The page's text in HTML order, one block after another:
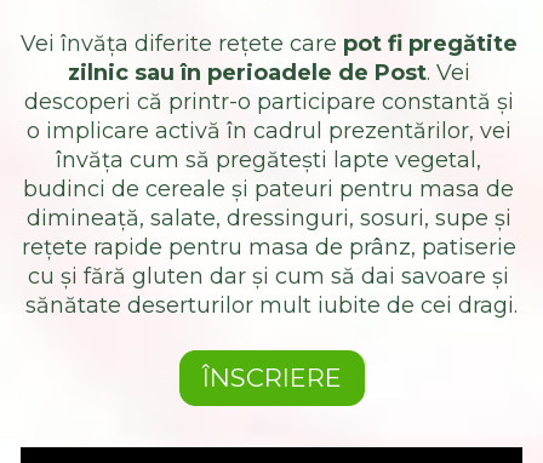
Vei învăța diferite rețete care pot fi pregătite
zilnic sau în perioadele de Post. Vei
descoperi că printr-o participare constantă și
o implicare activă în cadrul prezentărilor, vei
învăța cum să pregătești lapte vegetal,
budinci de cereale și pateuri pentru masa de
dimineață, salate, dressinguri, sosuri, supe și
rețete rapide pentru masa de prânz, patiserie
cu și fără gluten dar și cum să dai savoare și
sănătate deserturilor mult iubite de cei dragi.
ÎNSCRIERE